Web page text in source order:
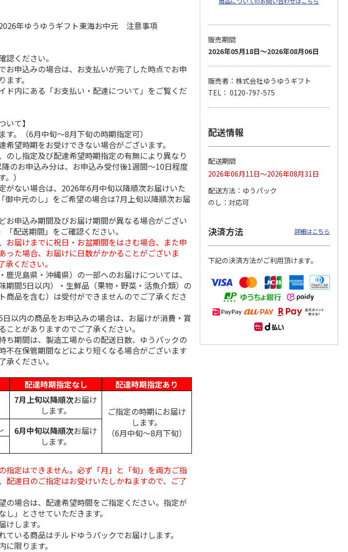
多方
温冷
山形発祥 栄屋本店
元祖冷しらーめん
４食
5.0 （1）
1,440円
(送料・税込)
北海道名店の味ラー
メン５種
5.0（2）
(送料・税込)
＜お中元＞喜多方ラ
4.0（2）
(送料・税込)
札幌西山ラーメン
５食
1,950円
一蘭ラーメン 博多
細麺ストレート ５
食
3,180円
(送料・税込)
年ゆうゆうギフト東海お中元 注意事項
認ください。
お申込みの場合は、お支払いが完了した時点でお申
す。
ド内にある「お支払い・配達について」をご覧くだ
いて】
。（6月中旬～8月下旬の時期指定可）
望時期をお受けできない場合がございます。
のし指定及び配達希望時期指定の有無により異なり
降のお申込み分は、お申込み受付後1週間～10日程度
）
がない場合は、2026年6月中旬以降順次お届けいた
御中元のし」をご希望の場合は7月上旬以降順次お届
お申込み期間及びお届け期間が異なる場合がござい
「配送期間」をご確認ください。
お届けまでに祝日・お盆期間をはさむ場合、また申
った場合、お届けに日数がかかることがございま
承ください。
児島県・沖縄県）の一部へのお届けについては、
期間5日以内）・生鮮品（果物・野菜・活魚介類）の
商品を含む）は受付ができませんのでご了承くださ
以内の商品をお申込みの場合は、お届けが消費・賞
ことがありますのでご了承ください。
ち期間は、製造工場からの配送日数、ゆうパックの
不在保管期間などにより短くなる場合がございます
承ください。
配達時期指定なし
配達時期指定あり
7月上旬以降順次お届け
します。
ご指定の時期にお届け
します。
（6月中旬～8月下旬）
6月中旬以降順次お届け
します。
指定はできません。必ず「月」と「旬」を両方ご指
配達日のご指定はお受けいたしかねますので、ご了
の場合は、配達希望時間をご指定ください。指定が
し」とさせていただきます。
します。
いる商品はチルドゆうパックでお届けします。
限ります。
販売期間
2026年05月18日～2026年08月06日
販売者：株式会社ゆうゆうギフト
TEL： 0120-797-575
配送情報
配送期間
2026年06月11日～2026年08月31日
配送方法
ゆうパック
のし
対応可
決済方法 詳細はこちら
下記の決済方法がご利用頂けます。